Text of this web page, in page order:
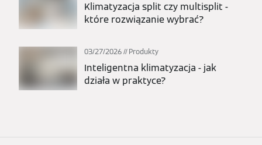
Klimatyzacja split czy multisplit -
które rozwiązanie wybrać?
03/27/2026 Produkty
Inteligentna klimatyzacja - jak
działa w praktyce?